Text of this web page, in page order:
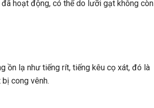
hoạt động, có thể do lưỡi gạt không còn
ồn lạ như tiếng rít, tiếng kêu cọ xát, đó là
cong vênh.